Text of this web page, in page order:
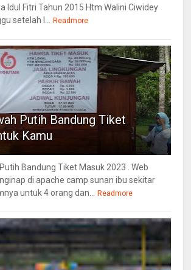
Idul Fitri Tahun 2015 Htm Walini Ciwidey
setelah l...
Readmore
Putih Bandung Tiket
Kamu
Bandung Tiket Masuk 2023 . Web
di apache camp sunan ibu sekitar
untuk 4 orang dan...
Readmore